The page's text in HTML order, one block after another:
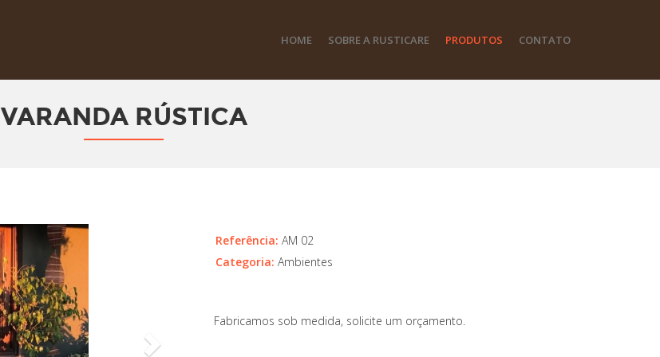
HOME SOBRE A RUSTICARE PRODUTOS CONTATO
VARANDA RÚSTICA
Referência: AM 02
Categoria: Ambientes
Fabricamos sob medida, solicite um orçamento.